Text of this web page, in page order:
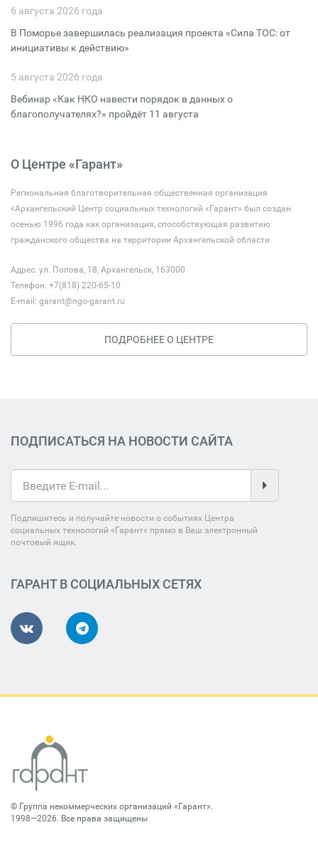
6 августа 2026 года
В Поморье завершилась реализация проекта «Сила ТОС: от
инициативы к действию»
5 августа 2026 года
Вебинар «Как НКО навести порядок в данных о
благополучателях?» пройдёт 11 августа
О Центре «Гарант»
Региональная благотворительная общественная организация
«Архангельский Центр социальных технологий «Гарант» был создан
осенью 1996 года как организация, способствующая развитию
гражданского общества на территории Архангельской области
Адрес: ул. Попова, 18, Архангельск, 163000
Телефон: +7(818) 220-65-10
E-mail: garant@ngo-garant.ru
ПОДРОБНЕЕ О ЦЕНТРЕ
ПОДПИСАТЬСЯ НА НОВОСТИ САЙТА
Подпишитесь и получайте новости о событиях Центра
социальных технологий «Гарант» прямо в Ваш электронный
почтовый ящик.
ГАРАНТ В СОЦИАЛЬНЫХ СЕТЯХ
© Группа некоммерческих организаций «Гарант».
1998—2026. Все права защищены